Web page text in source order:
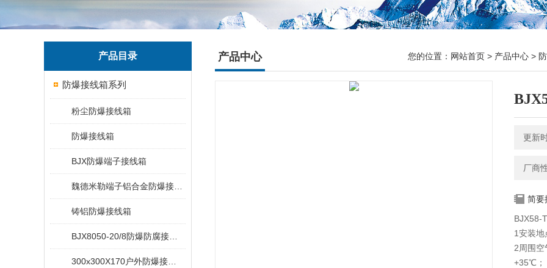
产品目录
防爆接线箱系列
粉尘防爆接线箱
防爆接线箱
BJX防爆端子接线箱
铸铝防爆接线箱
产品中心 您的位置： 网站首页 > 产品中心 >
更新
厂商
简要
BJX58-
1安装
2周围
+35℃；